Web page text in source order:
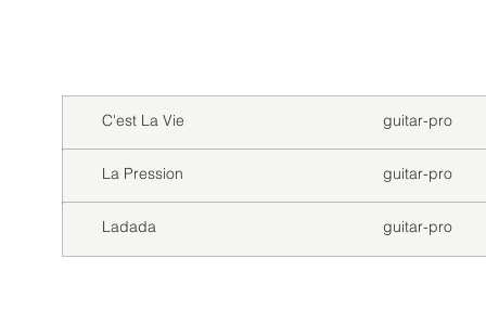
C'est La Vie guitar-pro
La Pression guitar-pro
Ladada guitar-pro